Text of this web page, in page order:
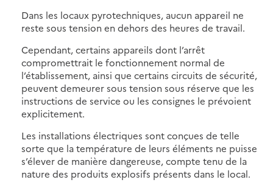
Dans les locaux pyrotechniques, aucun appareil ne
reste sous tension en dehors des heures de travail.
Cependant, certains appareils dont l’arrêt
compromettrait le fonctionnement normal de
l’établissement, ainsi que certains circuits de sécurité,
peuvent demeurer sous tension sous réserve que les
instructions de service ou les consignes le prévoient
explicitement.
Les installations électriques sont conçues de telle
sorte que la température de leurs éléments ne puisse
s’élever de manière dangereuse, compte tenu de la
nature des produits explosifs présents dans le local.